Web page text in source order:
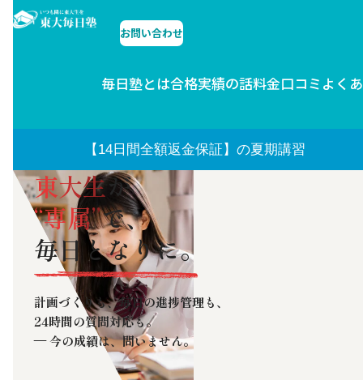
東大毎日塾とは合格実績の話料金口コミ よく
お問い合わせ
【14日間全額返金保証】の夏期講習
東大生が
“専属”で、
毎日となりに。
計画づくりも、毎日の進捗管理も、
24時間の質問対応も。
— 今の成績は、問いません。